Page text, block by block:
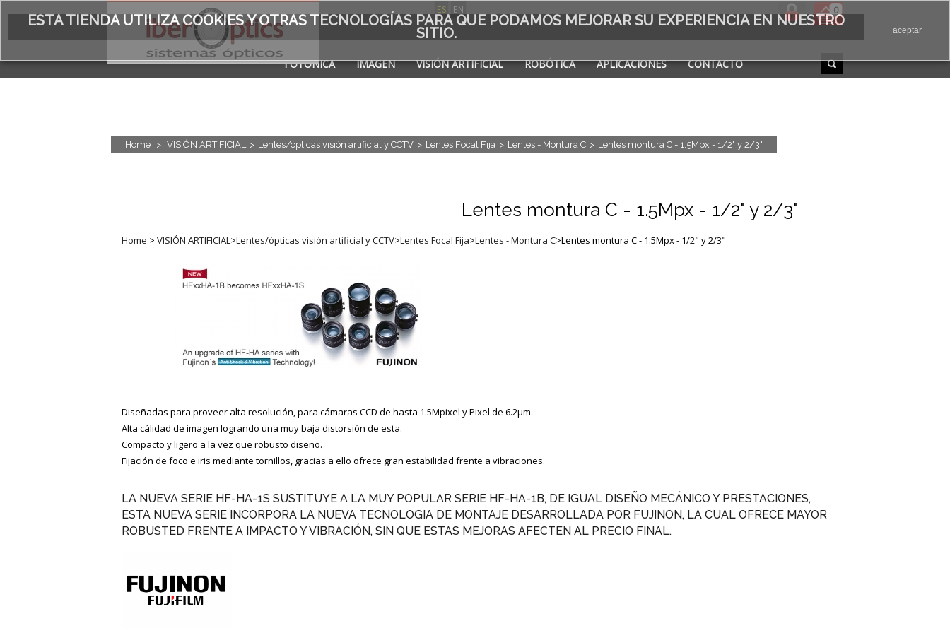
ES EN 0
FOTÓNICA IMAGEN VISIÓN ARTIFICIAL ROBÓTICA APLICACIONES
CONTACTO
ACERCA DE
Home > VISIÓN ARTIFICIAL > Lentes/ópticas visión artificial y CCTV > Lentes Focal Fija > Lentes - Montura C > Lentes montura C - 1.5Mpx - 1/2" y 2/3"
Lentes montura C - 1.5Mpx - 1/2" y 2/3"
Home > VISIÓN ARTIFICIAL>Lentes/ópticas visión artificial y CCTV>Lentes Focal Fija>Lentes - Montura C>Lentes montura C - 1.5Mpx - 1/2" y 2/3"
Diseñadas para proveer alta resolución, para cámaras CCD de hasta 1.5Mpixel y Pixel de 6.2µm.
Alta cálidad de imagen logrando una muy baja distorsión de esta.
Compacto y ligero a la vez que robusto diseño.
Fijación de foco e iris mediante tornillos, gracias a ello ofrece gran estabilidad frente a vibraciones.
LA NUEVA SERIE HF-HA-1S SUSTITUYE A LA MUY POPULAR SERIE HF-HA-1B, DE IGUAL DISEÑO MECÁNICO Y PRESTACIONES,
ESTA NUEVA SERIE INCORPORA LA NUEVA TECNOLOGIA DE MONTAJE DESARROLLADA POR FUJINON, LA CUAL OFRECE MAYOR
ROBUSTED FRENTE A IMPACTO Y VIBRACIÓN, SIN QUE ESTAS MEJORAS AFECTEN AL PRECIO FINAL.
ESTA TIENDA UTILIZA COOKIES Y OTRAS TECNOLOGÍAS PARA QUE PODAMOS MEJORAR SU EXPERIENCIA EN NUESTRO
SITIO. aceptar